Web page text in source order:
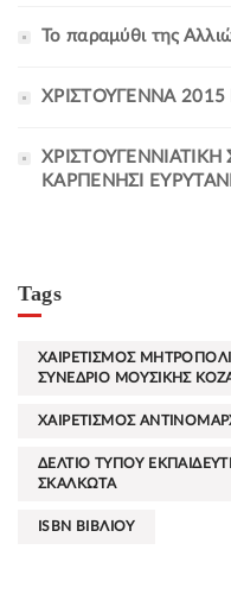
Το παραμύθι της
ΧΡΙΣΤΟΥΓΕΝΝΑ 2015
ΧΡΙΣΤΟΥΓΕΝΝΙΑΤΙΚΗ
ΚΑΡΠΕΝΗΣΙ
Tags
ΧΑΙΡΕΤΙΣΜΟΣ
ΣΥΝΕΔΡΙΟ ΜΟΥΣΙΚΗΣ
ΧΑΙΡΕΤΙΣΜΟΣ
ΔΕΛΤΙΟ ΤΥΠΟΥ
ΣΚΑΛΚΩΤΑ
ISBN ΒΙΒΛΙΟΥ